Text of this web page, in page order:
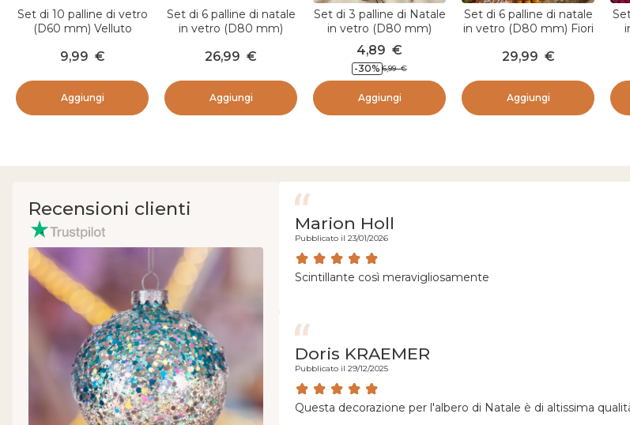
Set di 10 palline di vetro
(D60 mm) Velluto
9,99 €
Aggiungi
Set di 6 palline di natale
in vetro (D80 mm)
abete
26,99 €
Aggiungi
Set di 3 palline di Natale
in vetro (D80 mm)
Carnevale d'Inverno
Nero e Bianco
4,89 €
-30% 6,99 €
Aggiungi
Set di 6 palline di natale
in vetro (D80 mm) Fiori
e bianco lana
29,99 €
Aggiungi
Recensioni clienti
Marion Holl
Pubblicato il 23/01/2026
Scintillante così meravigliosamente
Doris KRAEMER
Pubblicato il 29/12/2025
Questa decorazione per l'albero di Natale è di altissima